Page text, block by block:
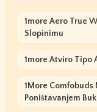
1more Aero True
Slopinimu
1more Atviro Tipo
1More Comfobuds
Poništavanjem